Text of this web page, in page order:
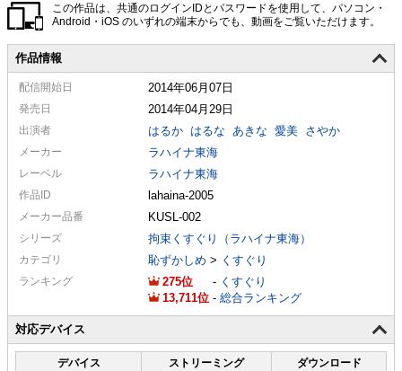
この作品は、共通のログインIDとパスワードを使用して、パソコン・
Android・iOS のいずれの端末からでも、動画をご覧いただけます。
作品情報
配信開始日 2014年06月07日
発売日 2014年04月29日
出演者 はるか はるな あきな 愛美 さやか
メーカー ラハイナ東海
レーベル ラハイナ東海
作品ID lahaina-2005
メーカー品番 KUSL-002
シリーズ 拘束くすぐり（ラハイナ東海）
カテゴリ 恥ずかしめ > くすぐり
ランキング 275 - くすぐり
13,711
- 総合ランキング
対応デバイス
デバイス ストリーミング
ダウンロード